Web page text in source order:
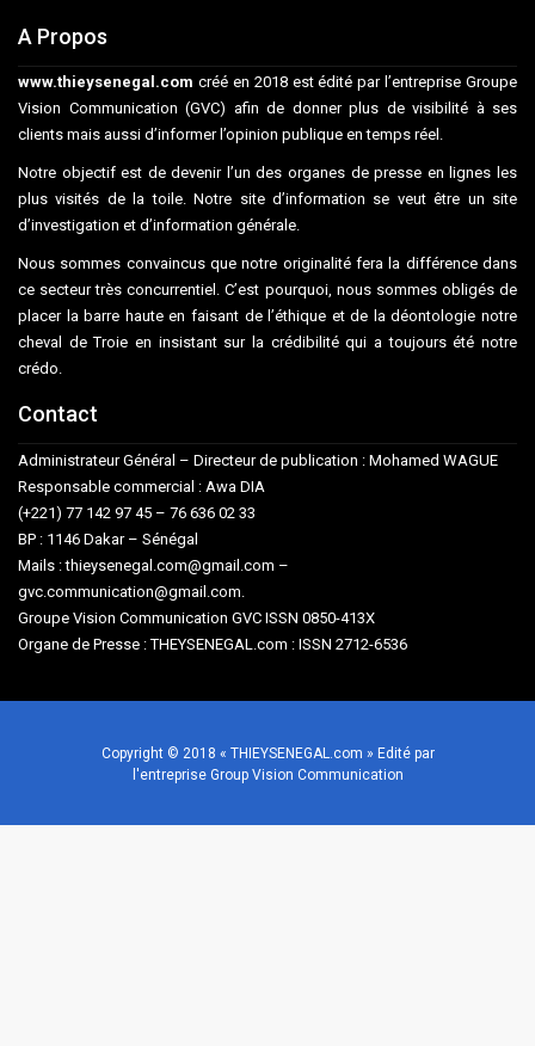
A Propos
www.thieysenegal.com créé en 2018 est édité par l’entreprise Groupe
Vision Communication (GVC) afin de donner plus de visibilité à ses
clients mais aussi d’informer l’opinion publique en temps réel.
Notre objectif est de devenir l’un des organes de presse en lignes les
plus visités de la toile. Notre site d’information se veut être un site
d’investigation et d’information générale.
Nous sommes convaincus que notre originalité fera la différence dans
ce secteur très concurrentiel. C’est pourquoi, nous sommes obligés de
placer la barre haute en faisant de l’éthique et de la déontologie notre
cheval de Troie en insistant sur la crédibilité qui a toujours été notre
crédo.
Contact
Administrateur Général – Directeur de publication : Mohamed WAGUE
Responsable commercial : Awa DIA
(+221) 77 142 97 45 – 76 636 02 33
BP : 1146 Dakar – Sénégal
Mails : thieysenegal.com@gmail.com –
gvc.communication@gmail.com.
Groupe Vision Communication GVC ISSN 0850-413X
Organe de Presse : THEYSENEGAL.com : ISSN 2712-6536
Copyright © 2018 « THIEYSENEGAL.com » Edité par
l'entreprise Group Vision Communication